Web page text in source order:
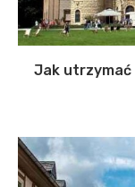
Jak utrzymać